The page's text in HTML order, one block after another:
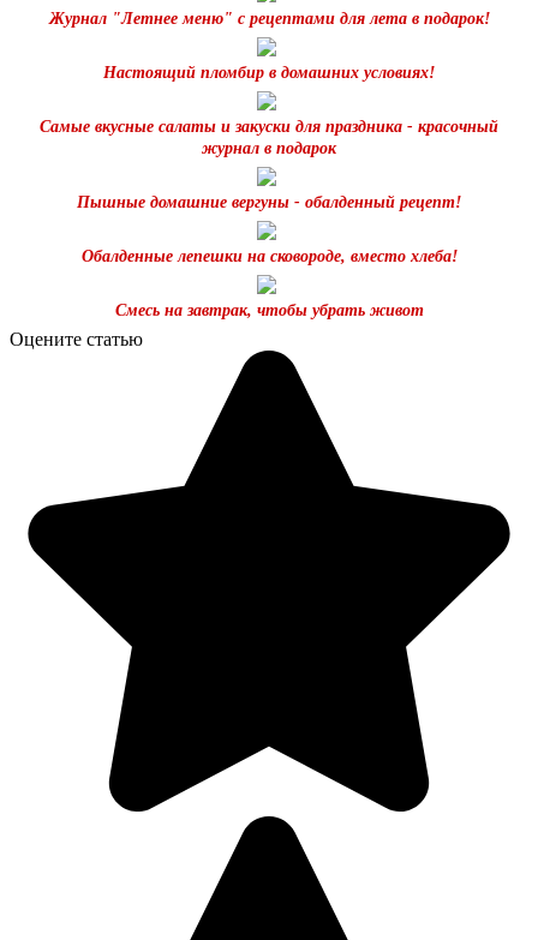
Журнал "Летнее меню" с рецептами для лета в подарок!
Настоящий пломбир в домашних условиях!
Самые вкусные салаты и закуски для праздника - красочный
журнал в подарок
Пышные домашние вергуны - обалденный рецепт!
Обалденные лепешки на сковороде, вместо хлеба!
Смесь на завтрак, чтобы убрать живот
Оцените статью